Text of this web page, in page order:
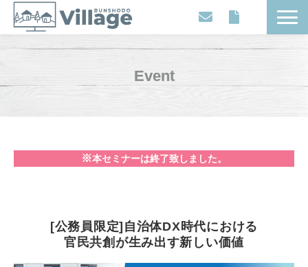
Workplaces
Movies
About
Event
※本セミナーは終了致しました。
[公務員限定]自治体DX時代における
官民共創が生み出す新しい価値